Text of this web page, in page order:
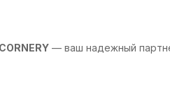
CORNERY — ваш надежный